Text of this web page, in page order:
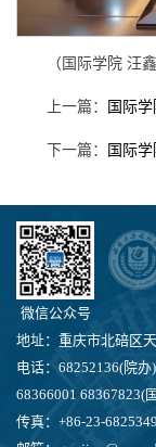
（国际学院 汪
上一篇： 国际
下一篇： 国际
微信公众号
地址：重庆市北碚区
电话：68252136(院办
68366001 68367823(
传真：+86-23-